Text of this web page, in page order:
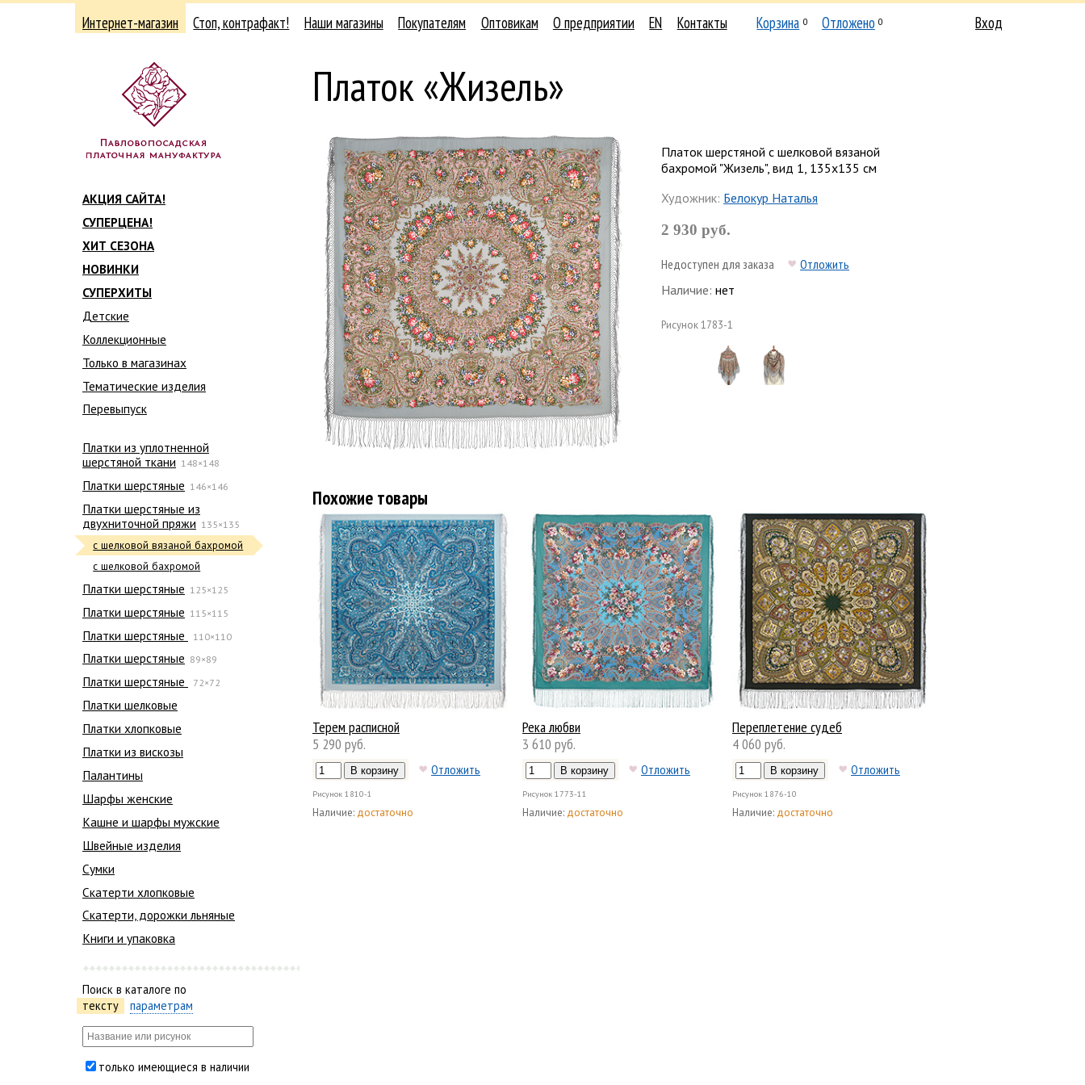
Интернет-магазин Стоп, контрафакт! Наши магазины Покупателям Оптовикам О предприятии EN Контакты Корзина 0 Отложено 0 Вход
АКЦИЯ САЙТА!
СУПЕРЦЕНА!
ХИТ СЕЗОНА
НОВИНКИ
СУПЕРХИТЫ
Детские
Коллекционные
Только в магазинах
Тематические изделия
Перевыпуск
Платки из уплотненной
шерстяной ткани 148×148
Платки шерстяные 146×146
Платки шерстяные из
двухниточной пряжи 135×135
с шелковой вязаной бахромой
с шелковой бахромой
Платки шерстяные 125×125
Платки шерстяные 115×115
Платки шерстяные 110×110
Платки шерстяные 89×89
Платки шерстяные 72×72
Платки шелковые
Платки хлопковые
Платки из вискозы
Палантины
Шарфы женские
Кашне и шарфы мужские
Швейные изделия
Сумки
Скатерти хлопковые
Скатерти, дорожки льняные
Книги и упаковка
Поиск в каталоге по
тексту
параметрам
только имеющиеся в наличии
Платок «Жизель»
Платок шерстяной с шелковой вязаной
бахромой "Жизель", вид 1, 135х135 см
Художник: Белокур Наталья
2 930 руб.
Недоступен для заказа
Отложить
Наличие: нет
Рисунок1783-1
Похожие товары
Терем расписной
5 290 руб.
Отложить
Рисунок 1810-1
Наличие: достаточно
Река любви
3 610 руб.
Отложить
Рисунок 1773-11
Наличие: достаточно
Переплетение судеб
4 060 руб.
Отложить
Рисунок 1876-10
Наличие: достаточно